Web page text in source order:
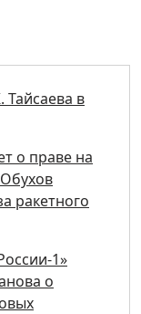
Тайсаева в
о праве на
ракетного
1»
о